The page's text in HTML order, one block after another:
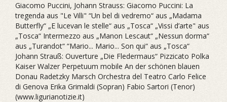
Giacomo Puccini, Johann Strauss: Giacomo Puccini: La
tregenda aus "Le Villi" “Un bel di vedremo“ aus „Madama
Butterfly“ „E lucevan le stelle“ aus „Tosca“ „Vissi d’arte" aus
„Tosca“ Intermezzo aus „Manon Lescaut“ „Nessun dorma“
aus „Turandot“ “Mario... Mario... Son qui“ aus „Tosca“
Johann Strauß: Ouverture „Die Fledermaus“ Pizzicato Polka
Kaiser Walzer Perpetuum mobile An der schönen blauen
Donau Radetzky Marsch Orchestra del Teatro Carlo Felice
di Genova Erika Grimaldi (Sopran) Fabio Sartori (Tenor)
(www.ligurianotizie.it)